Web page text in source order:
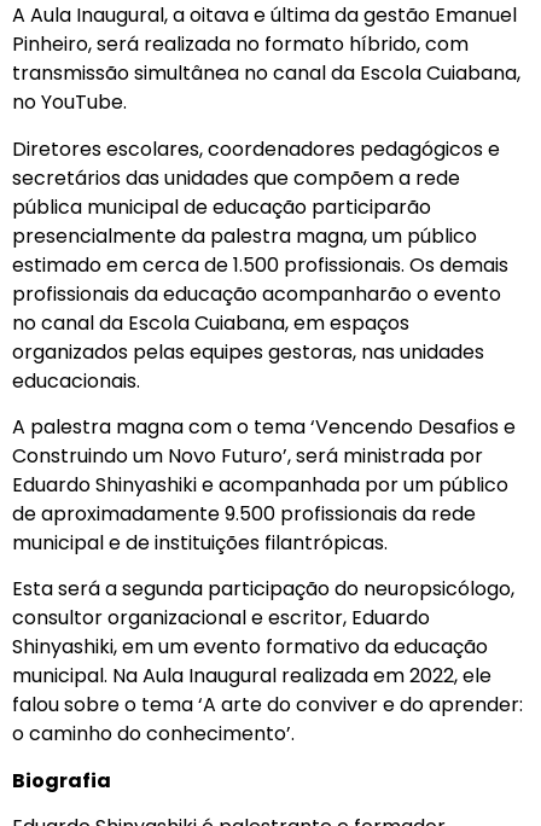
A Aula Inaugural, a oitava e última da gestão Emanuel
Pinheiro, será realizada no formato híbrido, com
transmissão simultânea no canal da Escola Cuiabana,
no YouTube.
Diretores escolares, coordenadores pedagógicos e
secretários das unidades que compõem a rede
pública municipal de educação participarão
presencialmente da palestra magna, um público
estimado em cerca de 1.500 profissionais. Os demais
profissionais da educação acompanharão o evento
no canal da Escola Cuiabana, em espaços
organizados pelas equipes gestoras, nas unidades
educacionais.
A palestra magna com o tema ‘Vencendo Desafios e
Construindo um Novo Futuro’, será ministrada por
Eduardo Shinyashiki e acompanhada por um público
de aproximadamente 9.500 profissionais da rede
municipal e de instituições filantrópicas.
Esta será a segunda participação do neuropsicólogo,
consultor organizacional e escritor, Eduardo
Shinyashiki, em um evento formativo da educação
municipal. Na Aula Inaugural realizada em 2022, ele
falou sobre o tema ‘A arte do conviver e do aprender:
o caminho do conhecimento’.
Biografia